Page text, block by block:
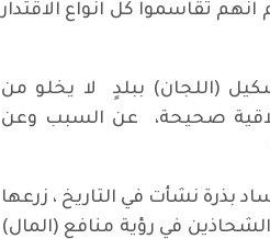
تقاسموا كل انواع الاقتدار
(اللجان) ببلدٍ لا يخلو من
صحيحة، عن السبب وعن
بذرة نشأت في التاريخ ، زرعها
في رؤية منافع (المال)